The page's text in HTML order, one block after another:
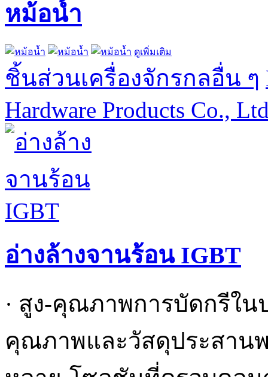
หม้อน้ำ
ดูเพิ่มเติม
ชิ้นส่วนเครื่องจักรกลอื่น ๆ
Hardware Products Co.,
อ่างล้างจานร้อน IGBT
· สูง-คุณภาพการบัดกรีใน
คุณภาพและวัสดุประสาน